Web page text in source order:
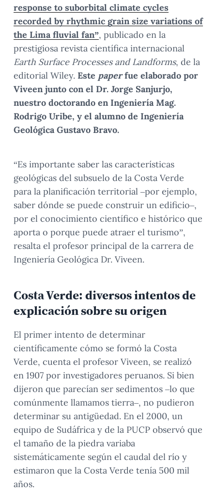
response to suborbital climate cycles
recorded by rhythmic grain size variations of
the Lima fluvial fan”, publicado en la
prestigiosa revista científica internacional
Earth Surface Processes and Landforms, de la
editorial Wiley. Este paperfue elaborado por
Viveen junto con el Dr. Jorge Sanjurjo,
nuestro doctorando en Ingeniería Mag.
Rodrigo Uribe, y el alumno de Ingeniería
Geológica Gustavo Bravo.
“Es importante saber las características
geológicas del subsuelo de la Costa Verde
para la planificación territorial –por ejemplo,
saber dónde se puede construir un edificio–,
por el conocimiento científico e histórico que
aporta o porque puede atraer el turismo”,
resalta el profesor principal de la carrera de
Ingeniería Geológica Dr. Viveen.
Costa Verde: diversos intentos de
explicación sobre su origen
El primer intento de determinar
científicamente cómo se formó la Costa
Verde, cuenta el profesor Viveen, se realizó
en 1907 por investigadores peruanos. Si bien
dijeron que parecían ser sedimentos –lo que
comúnmente llamamos tierra–, no pudieron
determinar su antigüedad. En el 2000, un
equipo de Sudáfrica y de la PUCP observó que
el tamaño de la piedra variaba
sistemáticamente según el caudal del río y
estimaron que la Costa Verde tenía 500 mil
años.